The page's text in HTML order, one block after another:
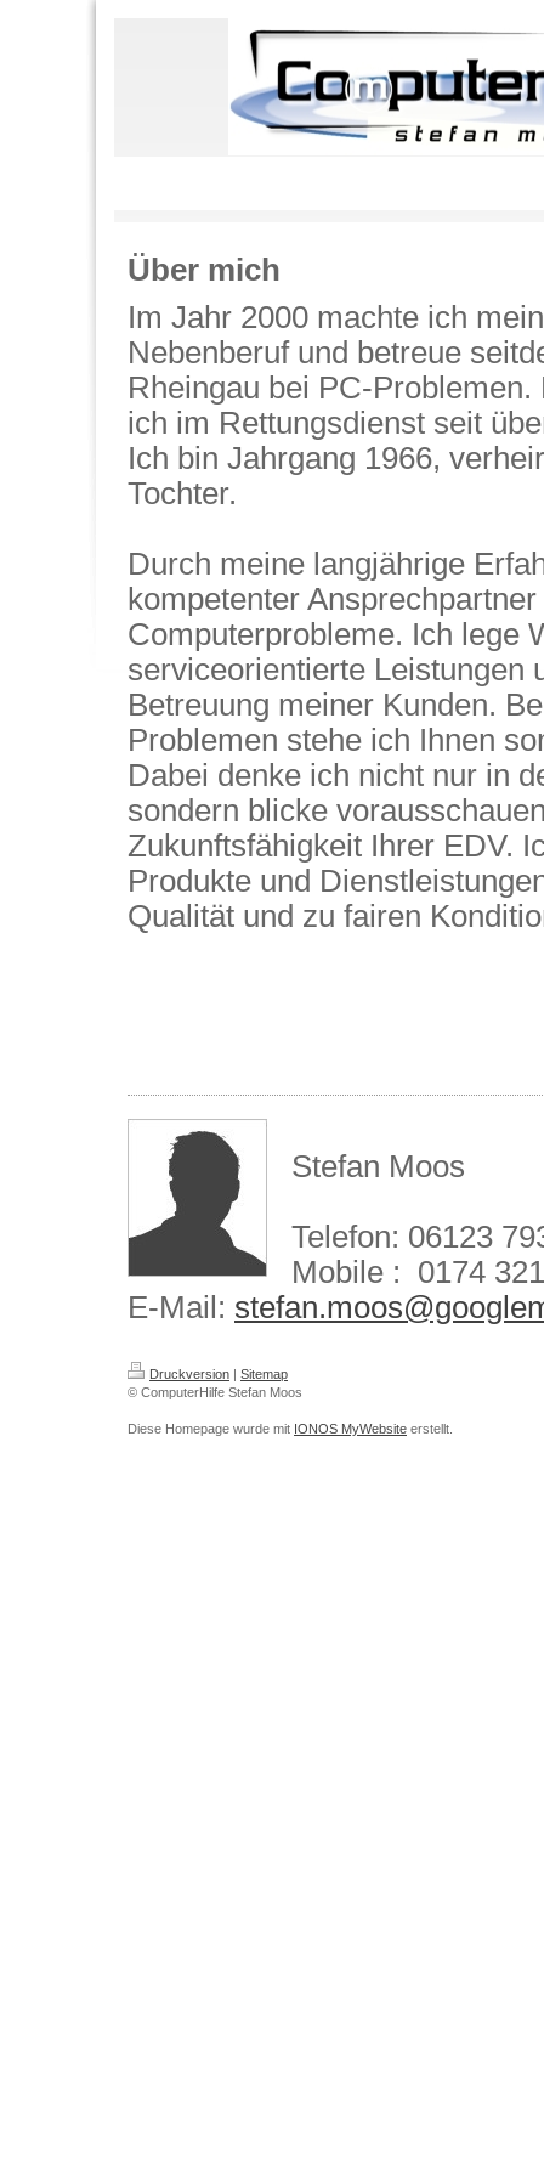
Über mich
Im Jahr 2000 machte ich
Nebenberuf und betreue
Rheingau bei PC-
ich im Rettungsdienst seit
Ich bin Jahrgang 1966,
Tochter.
Durch meine langjährige
kompetenter
Computerprobleme. Ich lege
serviceorientierte Leistungen
Betreuung meiner Kunden.
Problemen stehe ich Ihnen
Dabei denke ich nicht nur in
sondern blicke
Zukunftsfähigkeit Ihrer EDV.
Produkte und
Qualität und zu fairen
Stefan Moos
Telefon: 06123
Mobile : 0174
E-Mail:
Druckversion | Sitemap
© ComputerHilfe Stefan Moos
Diese Homepage wurde mit IONOS MyWebsite erstellt.